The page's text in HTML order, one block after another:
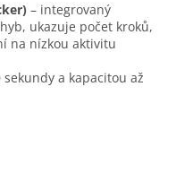
– integrovaný
ukazuje počet kroků,
na nízkou aktivitu
a kapacitou až